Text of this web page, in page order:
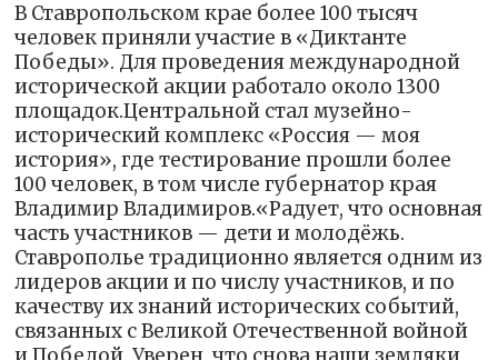
В Ставропольском крае более 100 тысяч
человек приняли участие в «Диктанте
Победы». Для проведения международной
исторической акции работало около 1300
площадок.Центральной стал музейно-
исторический комплекс «Россия — моя
история», где тестирование прошли более
100 человек, в том числе губернатор края
Владимир Владимиров.«Радует, что основная
часть участников — дети и молодёжь.
Ставрополье традиционно является одним из
лидеров акции и по числу участников, и по
качеству их знаний исторических событий,
связанных с Великой Отечественной войной